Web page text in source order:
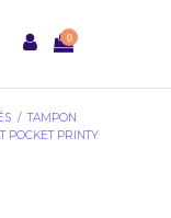
0
TAMPON
POCKET PRINTY